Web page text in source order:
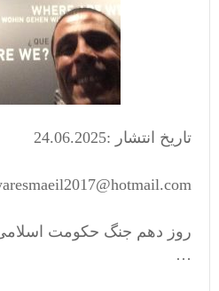
تاریخ انتشار :24.06.2025
روز دهم جنگ حکومت اسلامی
…